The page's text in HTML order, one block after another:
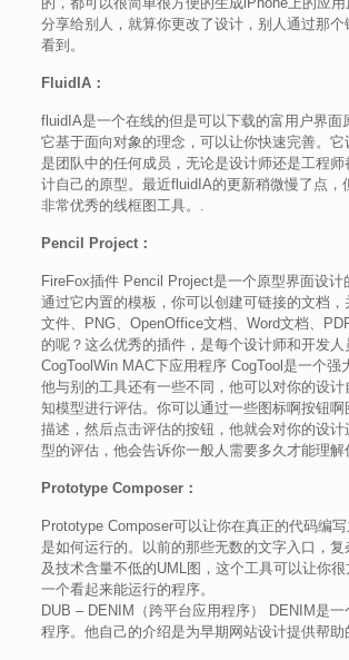
分享给别人，就算你更改了设计，别人通过那个
看到。
FluidIA：
fluidIA是一个在线的但是可以下载的富用户界面
它基于面向对象的理念，可以让你快速完善。它
是团队中的任何成员，无论是设计师还是工程
计自己的原型。最近fluidIA的更新稍微慢了点，
非常优秀的线框图工具。.
Pencil Project：
FireFox插件 Pencil Project是一个原型界面设计
通过它内置的模板，你可以创建可链接的文档
文件、PNG、OpenOffice文档、Word文档、
的呢？这么优秀的插件，是每个设计师和开发人
CogToolWin MAC下应用程序 CogTool是一个强
他与别的工具还有一些不同，他可以对你的设计
知模型进行评估。你可以通过一些图标啊按钮啊
描述，然后点击评估的按钮，他就会对你的设
型的评估，他会告诉你一般人需要多久才能理解
Prototype Composer：
Prototype Composer可以让你在真正的代码编
是如何运行的。以前的那些无数的文字入口，复
及技术含量不低的UML图，这个工具可以让你
一个看起来能运行的程序。
DUB – DENIM（跨平台应用程序） DENIM是
程序。他自己的介绍是为早期网站设计提供帮助